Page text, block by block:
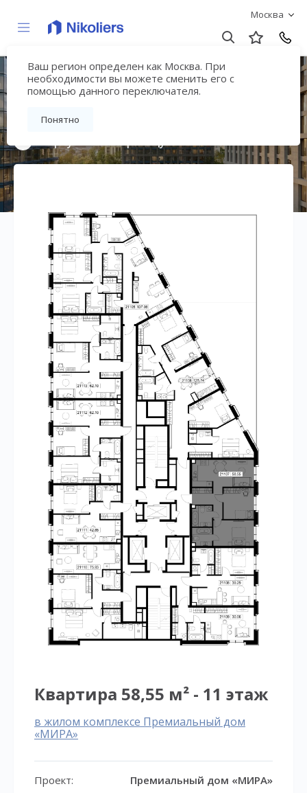
Москва
Ваш регион определен как Москва. При
необходимости вы можете сменить его с
помощью данного переключателя.
Понятно
Премиальный дом
«МИРА»
Квартира 58,55 м² - 11 этаж
в жилом комплексе Премиальный дом
«МИРА»
Проект: Премиальный дом «МИРА»